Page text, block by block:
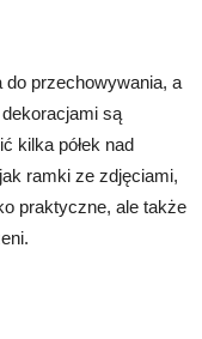
przechowywania, a
są
kilka półek nad
ramki ze zdjęciami,
praktyczne, ale także